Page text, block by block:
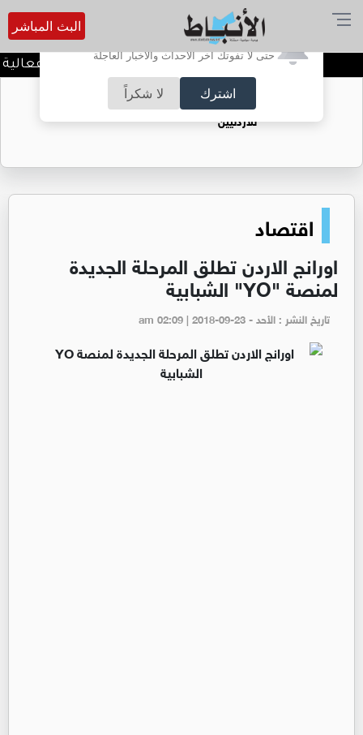
أترغب في تفعيل الإشعارات؟
حتى لا تفوتك آخر الأحداث والأخبار العاجلة
اشترك لا شكراً
البث المباشر
افضل طرق علاج النمش بفعالية
حقل الريشة حين يتحول الغاز إلى فرص عمل
للأردنيين
اقتصاد
اورانج الاردن تطلق المرحلة الجديدة
لمنصة "YO" الشبابية
تاريخ النشر : الأحد - am 02:09 | 2018-09-23